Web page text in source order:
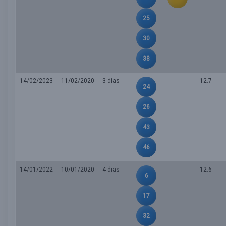
25
30
38
14/02/2023 11/02/2020
3 dias
24
26
43
46
12.7
14/01/2022 10/01/2020
4 dias
6
17
32
12.6